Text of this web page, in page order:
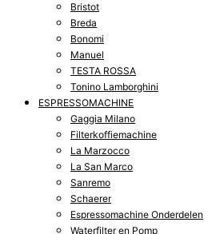
Bristot
Breda
Bonomi
Manuel
TESTA ROSSA
Tonino Lamborghini
ESPRESSOMACHINE
Gaggia Milano
Filterkoffiemachine
La Marzocco
La San Marco
Sanremo
Schaerer
Espressomachine Onderdelen
Waterfilter en Pomp